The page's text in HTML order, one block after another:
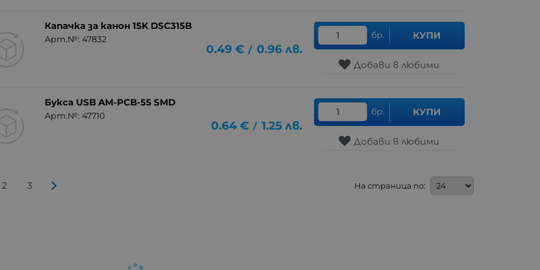
Капачка за канон 15K DSC315B
Арт.№: 47832
0.49 € / 0.96 лв.
бр. КУПИ
Добави в любими
Букса USB AM-PCB-55 SMD
Арт.№: 47710
0.64 € / 1.25 лв.
бр. КУПИ
Добави в любими
2 3 На страница по: